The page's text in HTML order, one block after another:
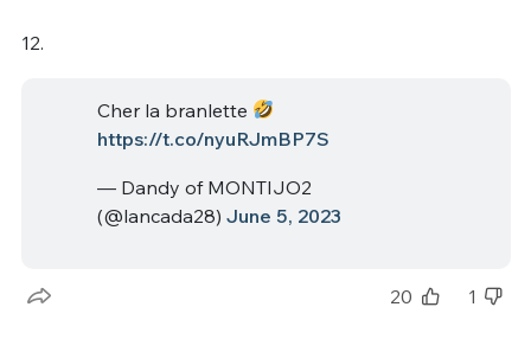
12.
Cher la branlette
https://t.co/nyuRJmBP7S
— Dandy of MONTIJO2
(@lancada28) June 5, 2023
20 1